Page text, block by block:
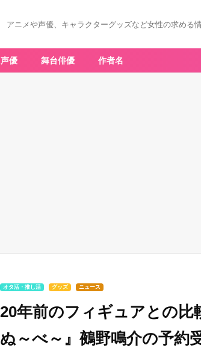
アニメや声優、キャラクターグッズなど女性の求める
声優 舞台俳優 作者名
オタ活・推し活 グッズ ニュース
20年前のフィギュアとの
ぬ～べ～』鵺野鳴介の予約